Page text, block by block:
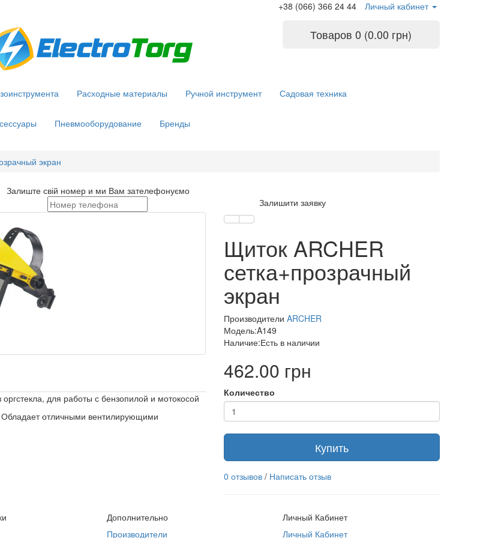
+38 (066) 366 24 44 Личный кабинет
Товаров 0 (0.00 грн)
Расходные материалы Ручной инструмент Садовая техника
Пневмооборудование Бренды
экран
Залиште свій номер и ми Вам зателефонуємо
Залишити заявку
для работы с бензопилой и мотокосой
отличными вентилирующими
Щиток ARCHER
сетка+прозрачный
экран
Производители ARCHER
Модель:A149
Наличие:Есть в наличии
462.00 грн
Количество
Купить
0 отзывов / Написать отзыв
Дополнительно
Производители
Личный Кабинет
Личный Кабинет